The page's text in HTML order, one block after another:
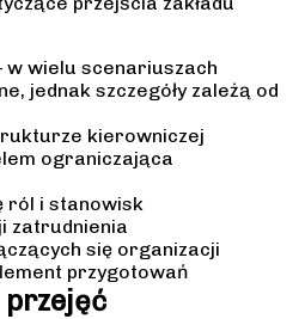
w wielu scenariuszach
jednak szczegóły zależą od
kierowniczej
ograniczająca
ról i stanowisk
zatrudnienia
się organizacji
przygotowań
przejęć